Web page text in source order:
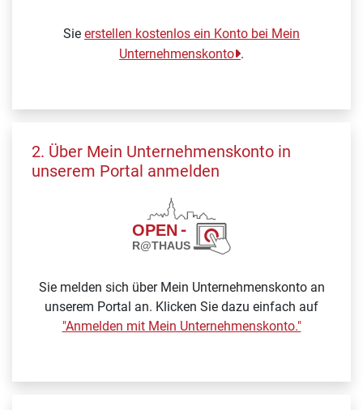
Sie erstellen kostenlos ein Konto bei Mein
Unternehmenskonto .
2. Über Mein Unternehmenskonto in
unserem Portal anmelden
Sie melden sich über Mein Unternehmenskonto an
unserem Portal an. Klicken Sie dazu einfach auf
"Anmelden mit Mein Unternehmenskonto."